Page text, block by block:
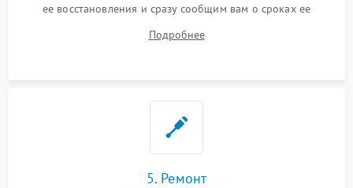
ее восстановления и сразу сообщим вам о сроках ее
Подробнее
5. Ремонт